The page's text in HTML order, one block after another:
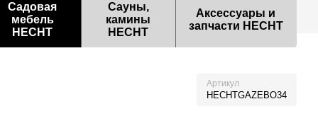
Садовая
мебель
HECHT
Сауны,
камины
HECHT
Аксессуары и
запчасти HECHT
Артикул
HECHTGAZEBO34